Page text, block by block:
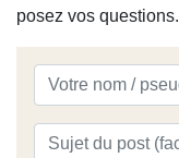
posez vos questions.